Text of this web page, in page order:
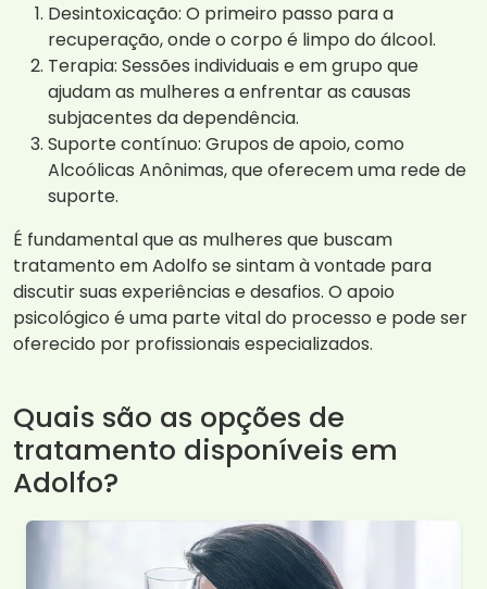
Desintoxicação: O primeiro passo para a
recuperação, onde o corpo é limpo do álcool.
Terapia: Sessões individuais e em grupo que
ajudam as mulheres a enfrentar as causas
subjacentes da dependência.
Suporte contínuo: Grupos de apoio, como
Alcoólicas Anônimas, que oferecem uma rede de
suporte.
É fundamental que as mulheres que buscam
tratamento em Adolfo se sintam à vontade para
discutir suas experiências e desafios. O apoio
psicológico é uma parte vital do processo e pode ser
oferecido por profissionais especializados.
Quais são as opções de
tratamento disponíveis em
Adolfo?